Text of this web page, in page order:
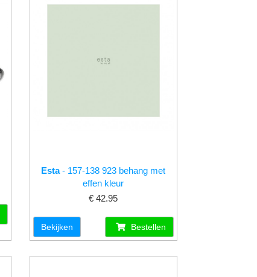
Esta- 157-138 923 behang met
effen kleur
€ 42.95
Bekijken Bestellen